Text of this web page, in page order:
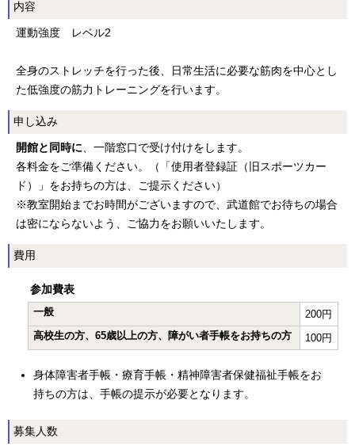
内容
運動強度 レベル2
全身のストレッチを行った後、日常生活に必要な筋肉を中心とし
た低強度の筋力トレーニングを行います。
申し込み
開館と同時に、一階窓口で受け付けをします。
各料金をご準備ください。（「使用者登録証（旧スポーツカー
ド）」をお持ちの方は、ご提示ください）
※教室開始までお時間がございますので、武道館でお待ちの場合
は密にならないよう、ご協力をお願いいたします。
費用
参加費表
一般
200円
高校生の方、65歳以上の方、障がい者手帳をお持ちの方
100円
身体障害者手帳・療育手帳・精神障害者保健福祉手帳をお
持ちの方は、手帳の提示が必要となります。
募集人数